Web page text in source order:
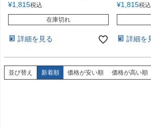
¥1,815税込
在庫切れ
詳細を見る
¥1,815税込
詳細を
並び替え 新着順 価格が安い順 価格が高い順